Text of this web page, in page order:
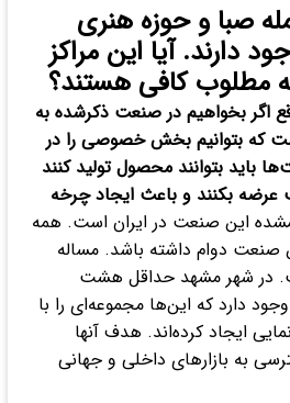
صبا و حوزه هنری
دارند. آیا این مراکز
مطلوب کافی هستند؟
اگر بخواهیم در صنعت ذکرشده به
که بتوانیم بخش خصوصی را در
باید بتوانند محصول تولید کنند
بکنند و باعث ایجاد چرخه
گمشده این صنعت در ایران است. همه
صنعت دوام داشته باشد. مساله
در شهر مشهد حداقل هشت
دارد که این‌ها مجموعه‌ای را با
ایجاد کرده‌اند. هدف آنها
به بازارهای داخلی و جهانی